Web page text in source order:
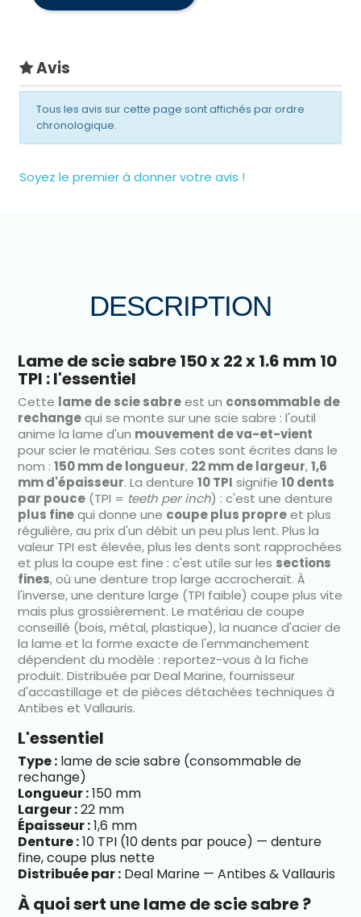
Avis
Tous les avis sur cette page sont affichés par ordre
chronologique.
Soyez le premier à donner votre avis !
DESCRIPTION
Lame de scie sabre 150 x 22 x 1.6 mm 10
TPI : l'essentiel
Cette lame de scie sabreest un consommable de
rechangequi se monte sur une scie sabre : l'outil
anime la lame d'un mouvement de va-et-vient
pour scier le matériau. Ses cotes sont écrites dans le
nom :150 mm de longueur, 22 mm de largeur,1,6
mm d'épaisseur. La denture10 TPI signifie10 dents
par pouce (TPI = teeth per inch) : c'est une denture
plus finequi donne une coupe plus propreet plus
régulière, au prix d'un débit un peu plus lent. Plus la
valeur TPI est élevée, plus les dents sont rapprochées
et plus la coupe est fine : c'est utile sur les sections
fines, où une denture trop large accrocherait. À
l'inverse, une denture large (TPI faible) coupe plus vite
mais plus grossièrement. Le matériau de coupe
conseillé (bois, métal, plastique), la nuance d'acier de
la lame et la forme exacte de l'emmanchement
dépendent du modèle : reportez-vous à la fiche
produit. Distribuée par Deal Marine, fournisseur
d'accastillage et de pièces détachées techniques à
Antibes et Vallauris.
L'essentiel
Type : lame de scie sabre (consommable de
rechange)
Longueur :150 mm
Largeur :22 mm
Épaisseur :1,6 mm
Denture :10 TPI (10 dents par pouce) — denture
fine, coupe plus nette
Distribuée par : Deal Marine — Antibes & Vallauris
À quoi sert une lame de scie sabre ?